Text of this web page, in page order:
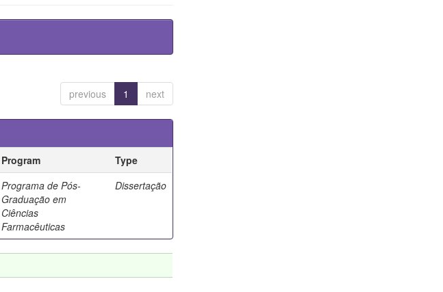
previous 1 next
Program
Type
Programa de Pós-
Graduação em
Ciências
Farmacêuticas
Dissertação